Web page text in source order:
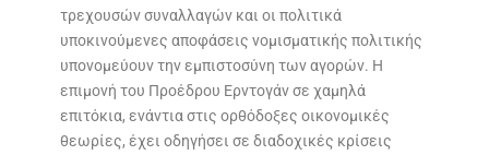
τρεχουσών συναλλαγών και οι πολιτικά
υποκινούμενες αποφάσεις νομισματικής πολιτικής
υπονομεύουν την εμπιστοσύνη των αγορών. Η
επιμονή του Προέδρου Ερντογάν σε χαμηλά
επιτόκια, ενάντια στις ορθόδοξες οικονομικές
θεωρίες, έχει οδηγήσει σε διαδοχικές κρίσεις